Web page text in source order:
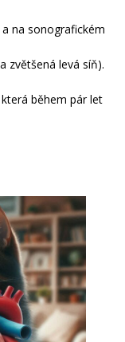
na sonografickém
zvětšená levá síň).
během pár let